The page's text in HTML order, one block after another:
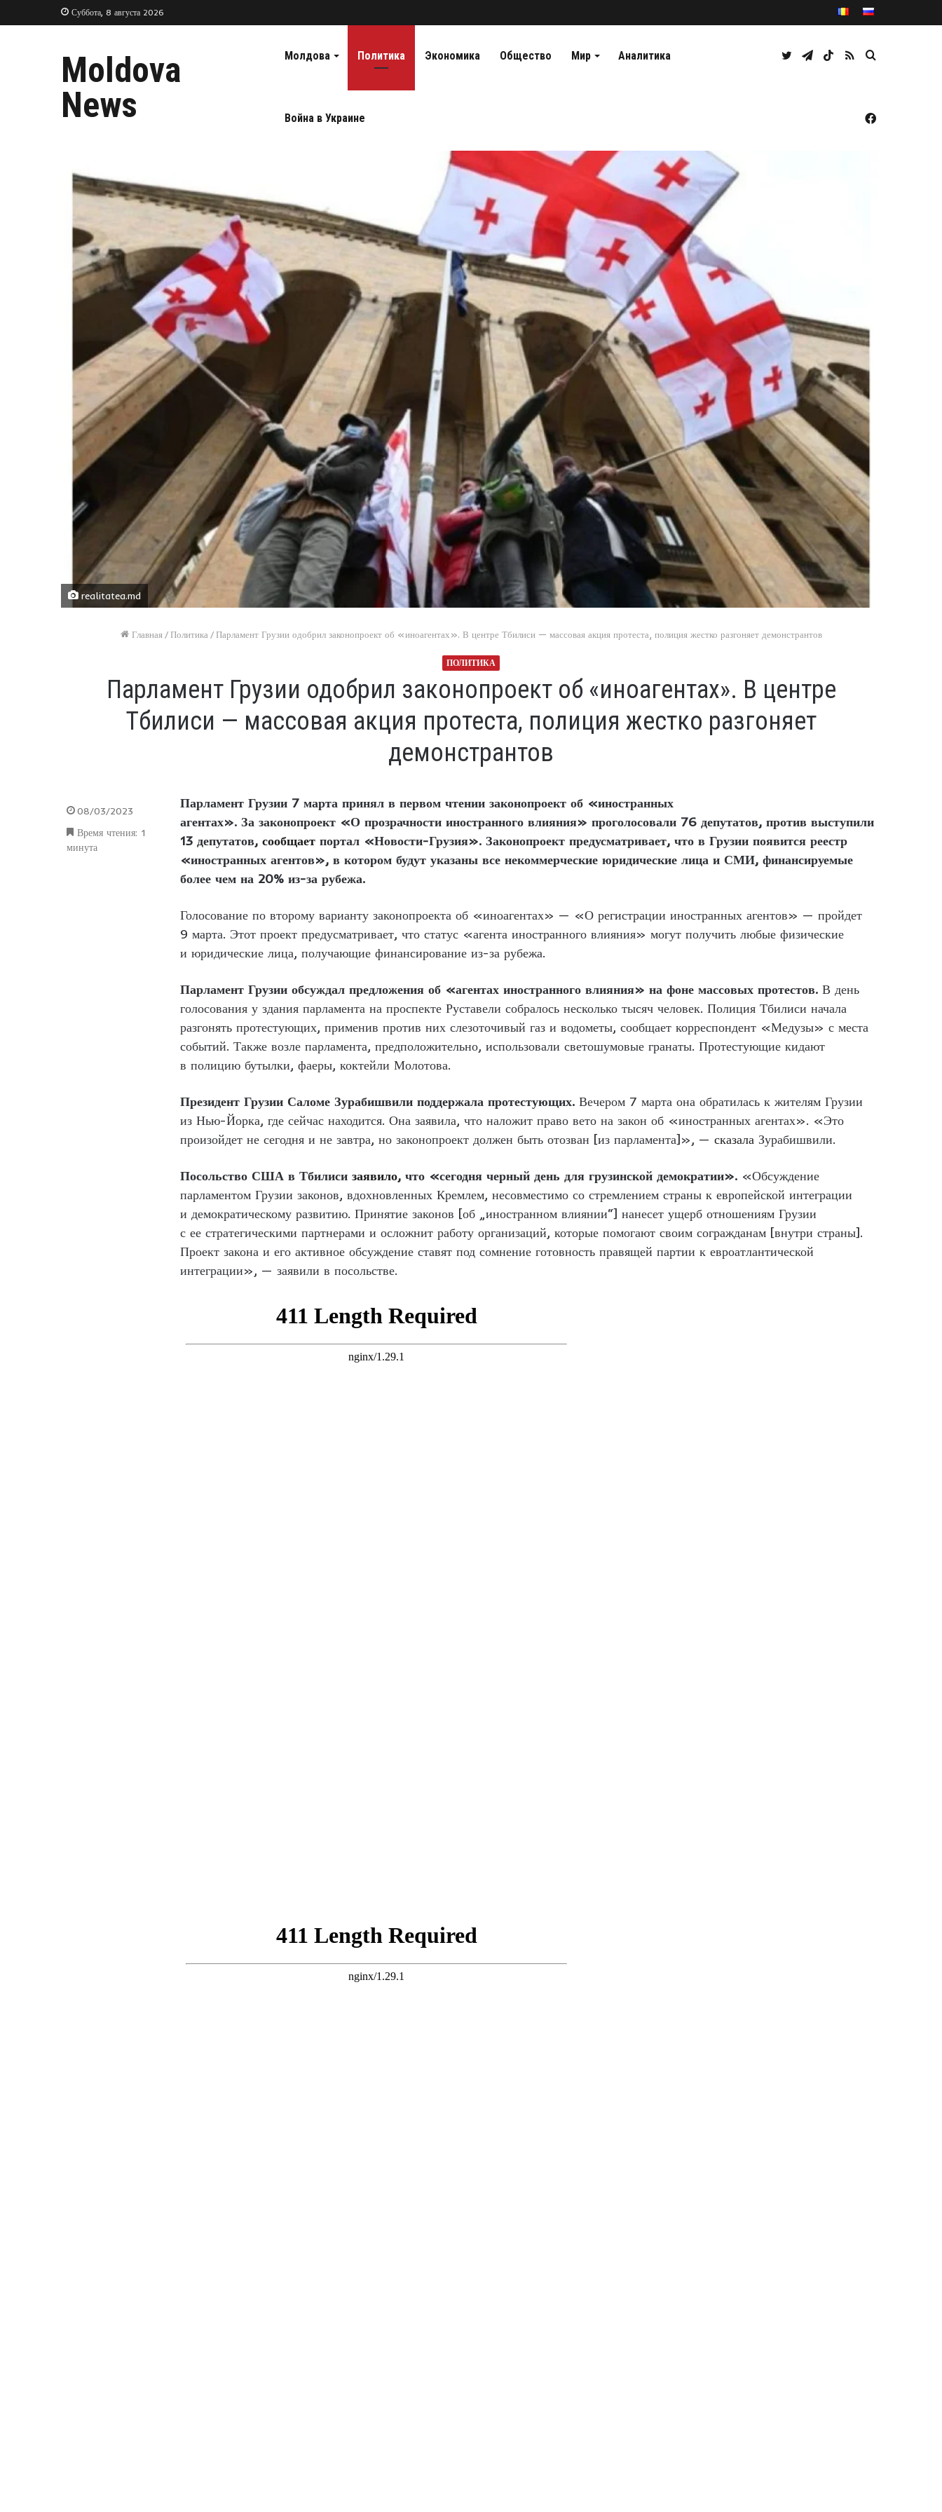
Суббота, 8 августа 2026
Moldova
News
Молдова Политика Экономика Общество Мир Аналитика
Война в Украине
Caută
RSS
TikTok
Telegram
Twitter
Facebook
realitatea.md
Главная / Политика / Парламент Грузии одобрил законопроект об «иноагентах». В центре Тбилиси — массовая акция протеста, полиция жестко разгоняет демонстрантов
ПОЛИТИКА
Парламент Грузии одобрил законопроект об «иноагентах». В центре
Тбилиси — массовая акция протеста, полиция жестко разгоняет
демонстрантов
Парламент Грузии 7 марта принял в первом чтении законопроект об «иностранных
агентах». За законопроект «О прозрачности иностранного влияния» проголосовали 76 депутатов, против выступили
13 депутатов, сообщает портал «Новости-Грузия». Законопроект предусматривает, что в Грузии появится реестр
«иностранных агентов», в котором будут указаны все некоммерческие юридические лица и СМИ, финансируемые
более чем на 20% из-за рубежа.
Голосование по второму варианту законопроекта об «иноагентах» — «О регистрации иностранных агентов» — пройдет
9 марта. Этот проект предусматривает, что статус «агента иностранного влияния» могут получить любые физические
и юридические лица, получающие финансирование из-за рубежа.
Парламент Грузии обсуждал предложения об «агентах иностранного влияния» на фоне массовых протестов. В день
голосования у здания парламента на проспекте Руставели собралось несколько тысяч человек. Полиция Тбилиси начала
разгонять протестующих, применив против них слезоточивый газ и водометы, сообщает корреспондент «Медузы» с места
событий. Также возле парламента, предположительно, использовали светошумовые гранаты. Протестующие кидают
в полицию бутылки, фаеры, коктейли Молотова.
Президент Грузии Саломе Зурабишвили поддержала протестующих. Вечером 7 марта она обратилась к жителям Грузии
из Нью-Йорка, где сейчас находится. Она заявила, что наложит право вето на закон об «иностранных агентах». «Это
произойдет не сегодня и не завтра, но законопроект должен быть отозван [из парламента]», — сказала Зурабишвили.
Посольство США в Тбилиси заявило, что «сегодня черный день для грузинской демократии». «Обсуждение
парламентом Грузии законов, вдохновленных Кремлем, несовместимо со стремлением страны к европейской интеграции
и демократическому развитию. Принятие законов [об „иностранном влиянии“] нанесет ущерб отношениям Грузии
с ее стратегическими партнерами и осложнит работу организаций, которые помогают своим согражданам [внутри страны].
Проект закона и его активное обсуждение ставят под сомнение готовность правящей партии к евроатлантической
интеграции», — заявили в посольстве.
08/03/2023
Время чтения: 1
минута